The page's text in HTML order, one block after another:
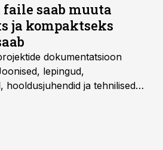
saab muuta
ja kompaktseks
dokumentatsioon
lepingud,
ja tehnilised